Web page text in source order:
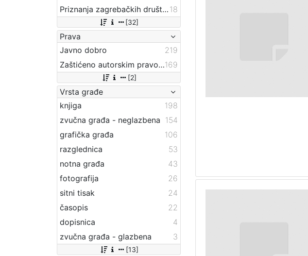
Priznanja zagrebačkih društava 18
[32]
Prava
Javno dobro
219
Zaštićeno autorskim pravom169
[2]
Vrsta građe
knjiga
198
zvučna građa - neglazbena 154
grafička građa
106
razglednica
53
notna građa
43
fotografija
26
sitni tisak
24
časopis
22
dopisnica
4
zvučna građa - glazbena
3
[13]